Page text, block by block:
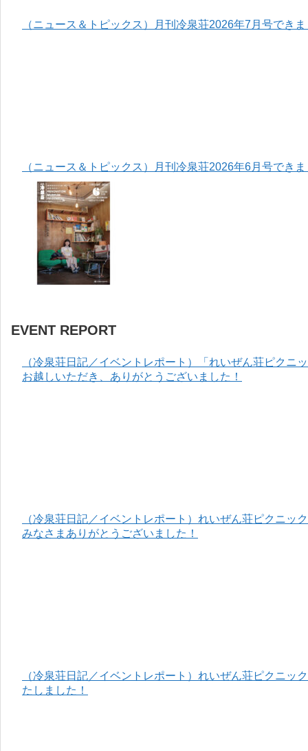
（ニュース＆トピックス）月刊冷泉荘2026年7月号でき
（ニュース＆トピックス）月刊冷泉荘2026年6月号でき
EVENT REPORT
（冷泉荘日記／イベントレポート）「れいぜん荘ピクニ
お越しいただき、ありがとうございました！
（冷泉荘日記／イベントレポート）れいぜん荘ピクニッ
みなさまありがとうございました！
（冷泉荘日記／イベントレポート）れいぜん荘ピクニッ
たしました！